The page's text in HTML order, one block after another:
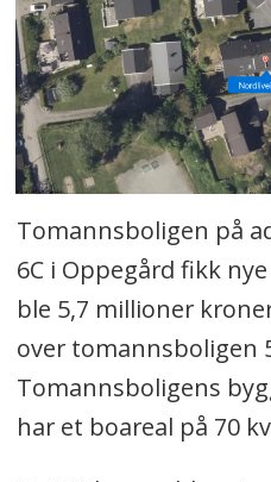
Tomannsboligen på
6C i Oppegård fikk
ble 5,7 millioner
over tomannsboligen
Tomannsboligens
har et boareal på 70